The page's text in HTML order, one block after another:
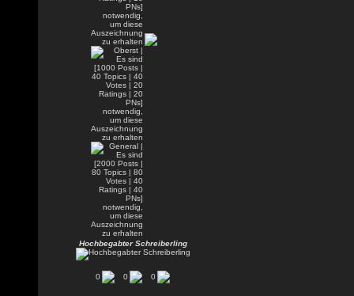
Hochbegabter Schreiberling
0 0 0